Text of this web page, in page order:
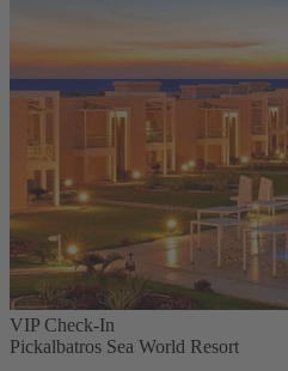
VIP Check-In
Pickalbatros Sea World Resort